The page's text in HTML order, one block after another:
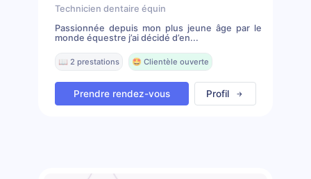
Technicien dentaire équin
Passionnée depuis mon plus jeune âge par le
monde équestre j’ai décidé d’en...
📖 2 prestations 🤩 Clientèle ouverte
Prendre rendez-vous Profil